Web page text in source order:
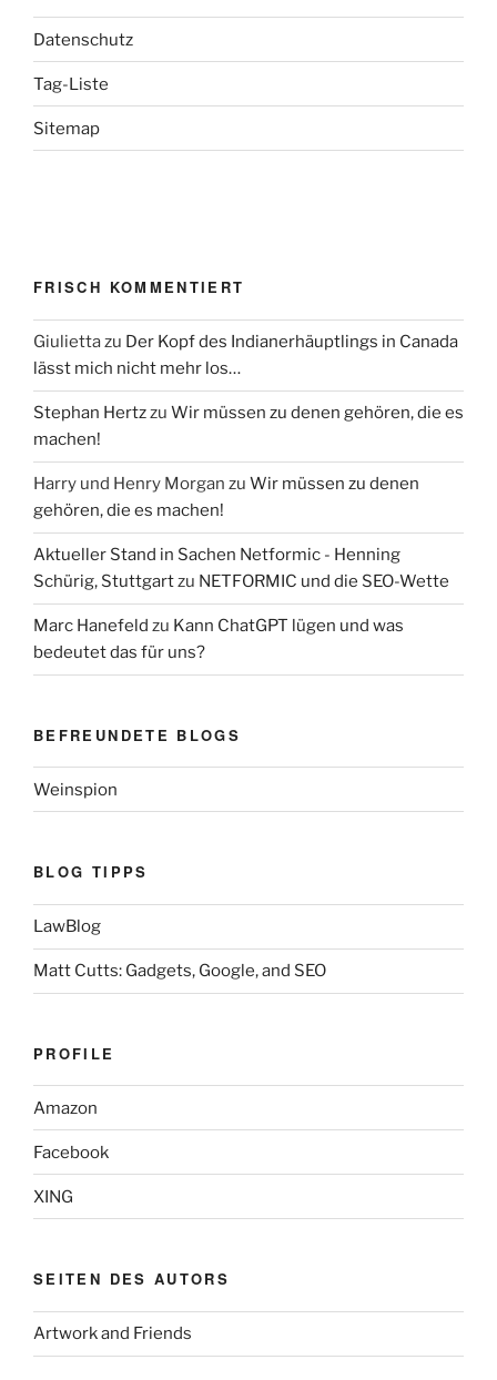
Datenschutz
Tag-Liste
Sitemap
FRISCH KOMMENTIERT
Giuliettazu Der Kopf des Indianerhäuptlings in Canada
lässt mich nicht mehr los…
Stephan Hertzzu Wir müssen zu denen gehören, die es
machen!
Harry und Henry Morgan zu Wir müssen zu denen
gehören, die es machen!
Aktueller Stand in Sachen Netformic - Henning
Schürig, Stuttgartzu NETFORMIC und die SEO-Wette
Marc Hanefeld zu Kann ChatGPT lügen und was
bedeutet das für uns?
BEFREUNDETE BLOGS
Weinspion
BLOG TIPPS
LawBlog
Matt Cutts: Gadgets, Google, and SEO
PROFILE
Amazon
Facebook
XING
SEITEN DES AUTORS
Artwork and Friends